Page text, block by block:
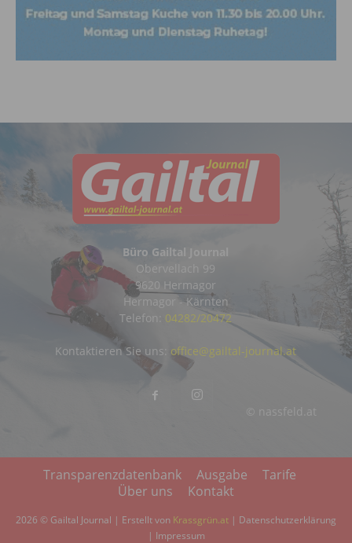
Büro Gailtal Journal
Obervellach 99
9620 Hermagor
Hermagor - Kärnten
Telefon: 04282/20472
© nassfeld.at
Kontaktieren Sie uns: office@gailtal-journal.at
Transparenzdatenbank Ausgabe
Tarife
Über uns
Kontakt
2026 © Gailtal Journal | Erstellt von Krassgrün.at | Datenschutzerklärung
| Impressum